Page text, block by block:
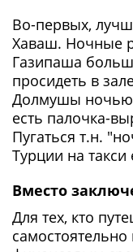
Во-первых,
Хаваш. Ночные
Газипаша
просидеть в
Долмушы ночью
есть палочка-
Пугаться т.н.
Турции на такси
Вместо
Для тех, кто